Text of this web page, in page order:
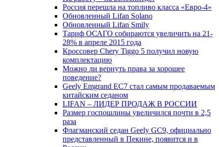
Россия перешла на топливо класса «Евро-4»
Обновленный Lifan Solano
Обновленный Lifan Smily
Тариф ОСАГО собираются увеличить на 21-
28% в апреле 2015 года
Кроссовер Chery Tiggo 5 получил новую
комплектацию
Можно ли вернуть права за хорошее
поведение?
Geely Emgrand EC7 стал самым продаваемым
китайским седаном
LIFAN – ЛИДЕР ПРОДАЖ В РОССИИ
Размер госпошлины увеличился почти в 2,5
раза
Флагманский седан Geely GC9, официально
представленный в Пекине, появится и в